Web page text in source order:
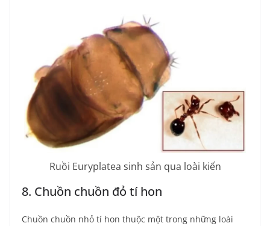
Ruồi Euryplatea sinh sản qua loài kiến
8. Chuồn chuồn đỏ tí hon
Chuồn chuồn nhỏ tí hon thuộc một trong những loài